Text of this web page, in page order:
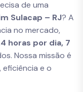
de uma
Sulacap – RJ? A
no mercado,
horas por dia, 7
Nossa missão é
eficiência e o